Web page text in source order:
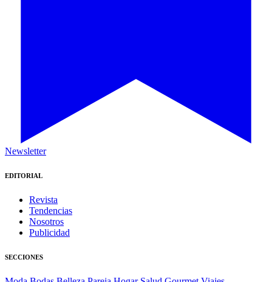
Newsletter
EDITORIAL
Revista
Tendencias
Nosotros
Publicidad
SECCIONES